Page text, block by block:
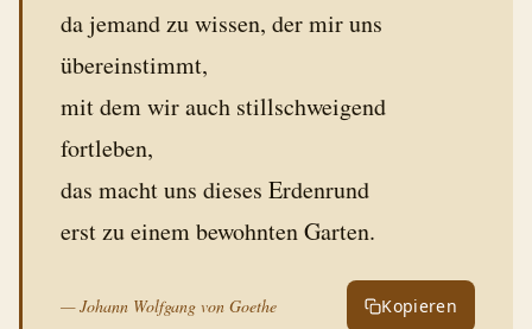
da jemand zu wissen, der mir uns
übereinstimmt,
mit dem wir auch stillschweigend
fortleben,
das macht uns dieses Erdenrund
erst zu einem bewohnten Garten.
—Johann Wolfgang von Goethe Kopieren